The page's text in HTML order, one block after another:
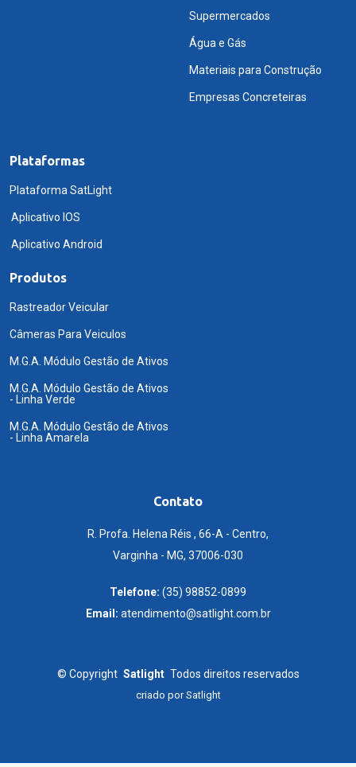
Supermercados
Água e Gás
Materiais para Construção
Empresas Concreteiras
Plataformas
Plataforma SatLight
Aplicativo IOS
Aplicativo Android
Produtos
Rastreador Veicular
Câmeras Para Veiculos
M.G.A. Módulo Gestão de Ativos
M.G.A. Módulo Gestão de Ativos
- Linha Verde
M.G.A. Módulo Gestão de Ativos
- Linha Amarela
Contato
R. Profa. Helena Réis , 66-A - Centro,
Varginha - MG, 37006-030
Telefone: (35) 98852-0899
Email: atendimento@satlight.com.br
© Copyright Satlight Todos direitos reservados
criado porSatlight